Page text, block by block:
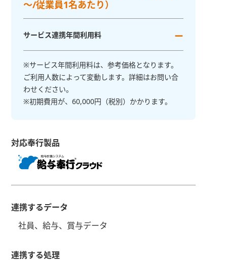
～/従業員1名あたり）
サービス連携年間利用料 ー
※サービス年間利用料は、参考価格となります。
ご利用人数によって変動します。詳細はお問い合
わせください。
※初期費用が、60,000円（税別）かかります。
対応奉行製品
連携するデータ
社員、給与、賞与データ
連携する処理